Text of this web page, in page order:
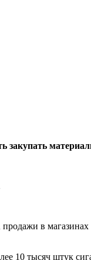
закупать
в
10 тысяч штук